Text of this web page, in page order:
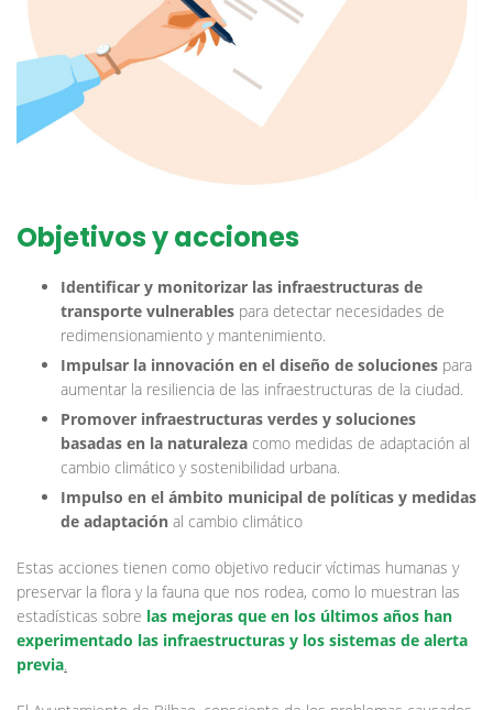
Objetivos y acciones
Identificar y monitorizar las infraestructuras de
transporte vulnerables para detectar necesidades de
redimensionamiento y mantenimiento.
Impulsar la innovación en el diseño de soluciones para
aumentar la resiliencia de las infraestructuras de la ciudad.
Promover infraestructuras verdes y soluciones
basadas en la naturaleza como medidas de adaptación al
cambio climático y sostenibilidad urbana.
Impulso en el ámbito municipal de políticas y medidas
de adaptación al cambio climático
Estas acciones tienen como objetivo reducir víctimas humanas y
preservar la flora y la fauna que nos rodea, como lo muestran las
estadísticas sobre las mejoras que en los últimos años han
experimentado las infraestructuras y los sistemas de alerta
previa.